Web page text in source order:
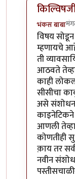
भंकस बाबा
In reply to
विषय
म्हणायचे
ती
आठवते
काही
सीसीचा
असे
काइनेटिकने
आणली
कोणतीही
क़ाय तर
नवीन